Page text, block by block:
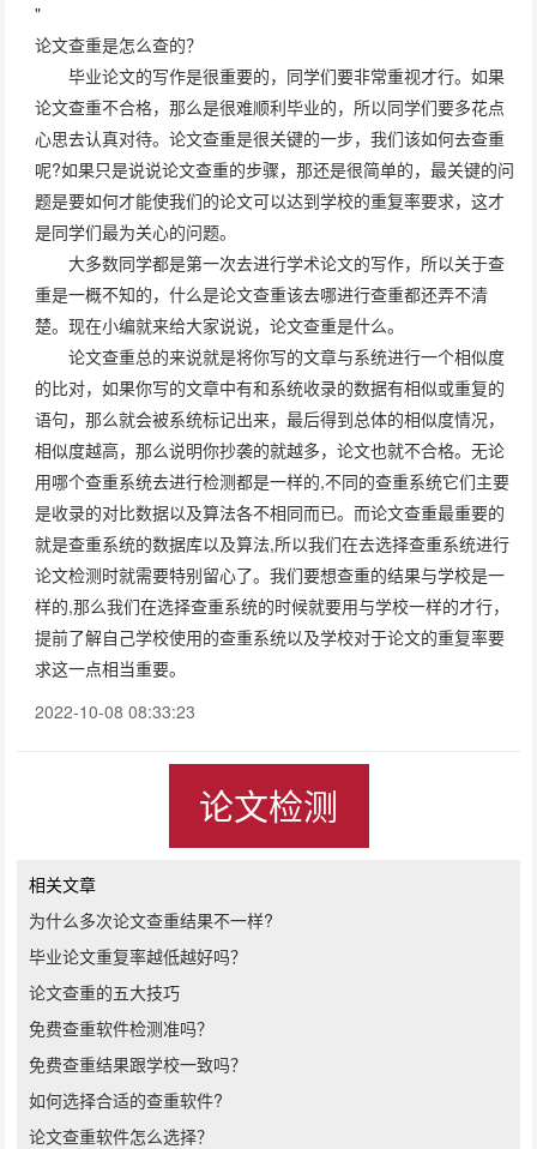
"
论文查重是怎么查的？
毕业论文的写作是很重要的，同学们要非常重视才行。如果
论文查重不合格，那么是很难顺利毕业的，所以同学们要多花点
心思去认真对待。论文查重是很关键的一步，我们该如何去查重
呢?如果只是说说论文查重的步骤，那还是很简单的，最关键的问
题是要如何才能使我们的论文可以达到学校的重复率要求，这才
是同学们最为关心的问题。
大多数同学都是第一次去进行学术论文的写作，所以关于查
重是一概不知的，什么是论文查重该去哪进行查重都还弄不清
楚。现在小编就来给大家说说，论文查重是什么。
论文查重总的来说就是将你写的文章与系统进行一个相似度
的比对，如果你写的文章中有和系统收录的数据有相似或重复的
语句，那么就会被系统标记出来，最后得到总体的相似度情况，
相似度越高，那么说明你抄袭的就越多，论文也就不合格。无论
用哪个查重系统去进行检测都是一样的,不同的查重系统它们主要
是收录的对比数据以及算法各不相同而已。而论文查重最重要的
就是查重系统的数据库以及算法,所以我们在去选择查重系统进行
论文检测时就需要特别留心了。我们要想查重的结果与学校是一
样的,那么我们在选择查重系统的时候就要用与学校一样的才行，
提前了解自己学校使用的查重系统以及学校对于论文的重复率要
求这一点相当重要。
2022-10-08 08:33:23
论文检测
相关文章
为什么多次论文查重结果不一样?
毕业论文重复率越低越好吗？
论文查重的五大技巧
免费查重软件检测准吗？
免费查重结果跟学校一致吗？
如何选择合适的查重软件?
论文查重软件怎么选择？